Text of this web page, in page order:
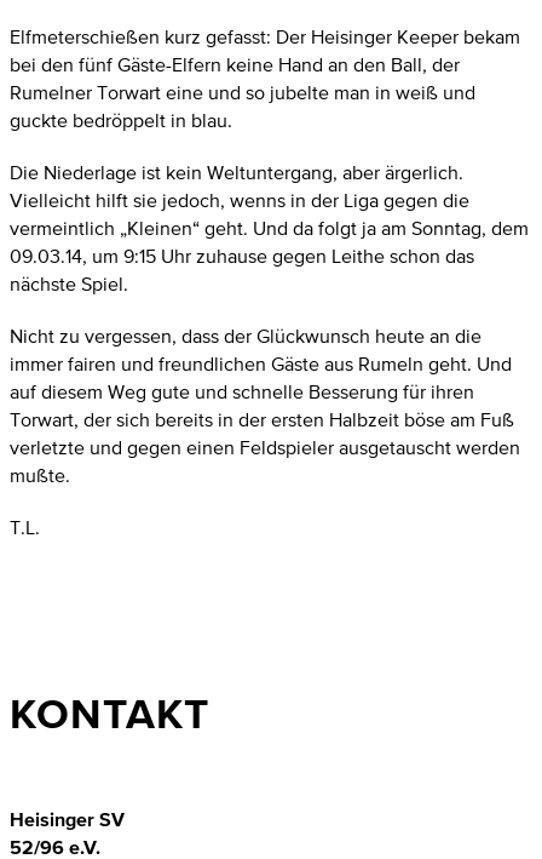
Elfmeterschießen kurz gefasst: Der Heisinger Keeper bekam
bei den fünf Gäste-Elfern keine Hand an den Ball, der
Rumelner Torwart eine und so jubelte man in weiß und
guckte bedröppelt in blau.
Die Niederlage ist kein Weltuntergang, aber ärgerlich.
Vielleicht hilft sie jedoch, wenns in der Liga gegen die
vermeintlich „Kleinen“ geht. Und da folgt ja am Sonntag, dem
09.03.14, um 9:15 Uhr zuhause gegen Leithe schon das
nächste Spiel.
Nicht zu vergessen, dass der Glückwunsch heute an die
immer fairen und freundlichen Gäste aus Rumeln geht. Und
auf diesem Weg gute und schnelle Besserung für ihren
Torwart, der sich bereits in der ersten Halbzeit böse am Fuß
verletzte und gegen einen Feldspieler ausgetauscht werden
mußte.
T.L.
KONTAKT
Heisinger SV
52/96 e.V.